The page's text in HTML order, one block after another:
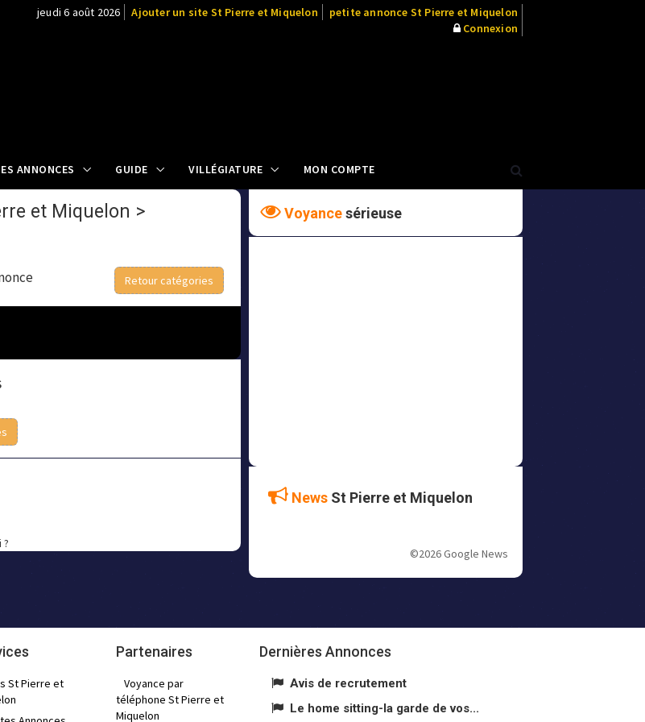
jeudi 6 août 2026 Ajouter un site St Pierre et Miquelon
petite annonce St Pierre et Miquelon
Connexion
ANNONCES GUIDE VILLÉGIATURE MON COMPTE
et Miquelon >
Retour catégories
Voyancesérieuse
News St Pierre et Miquelon
©2026 Google News
St Pierre et
Partenaires
Voyance par
téléphone St Pierre et
Miquelon
Dernières Annonces
Avis de recrutement
Le home sitting-la garde de vos...